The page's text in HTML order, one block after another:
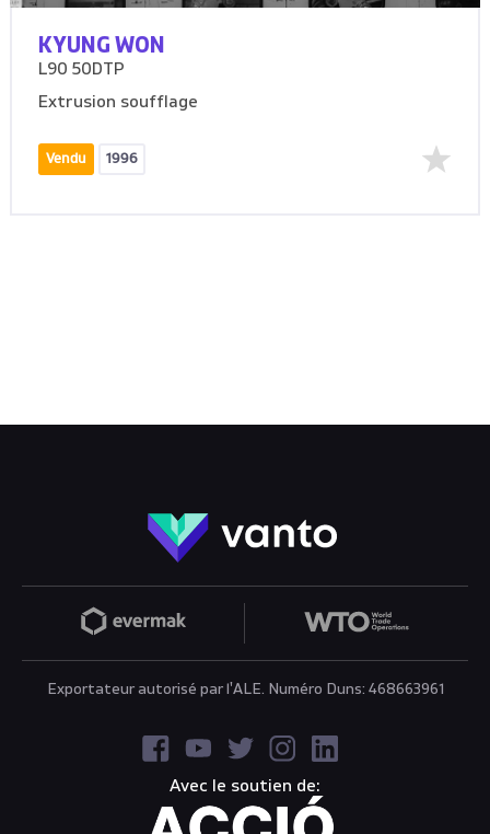
KYUNG WON
L90 50DTP
Extrusion soufflage
Vendu 1996
Exportateur autorisé par l'ALE. Numéro Duns: 468663961
Avec le soutien de: